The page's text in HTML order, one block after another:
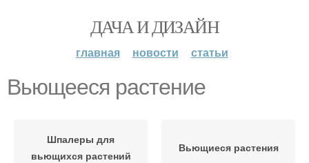
ДАЧА И ДИЗАЙН
главная новости статьи
Вьющееся растение
Шпалеры для
вьющихся растений
Вьющиеся растения